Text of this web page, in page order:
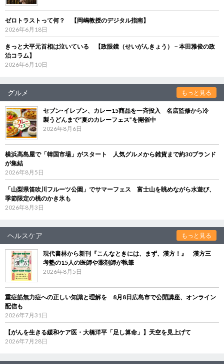
ゼロトラストって何？ 【岡嶋教授のデジタル指南】
2026年6月18日
きっと大平元首相は泣いている 【政眼鏡（せいがんきょう）－本田雅俊の政
治コラム】
2026年6月10日
グルメ もっと見る
セブン‐イレブン、カレー15商品を一斉投入 名店監修から冷
製うどんまで“夏のカレーフェス”を開催中
2026年8月6日
横浜高島屋で「韓国市場」がスタート 人気グルメから雑貨まで約30ブランド
が集結
2026年8月5日
「山梨県笛吹川フルーツ公園」でサマーフェス 富士山を眺めながら水遊び、
季節限定の桃のかき氷も
2026年8月3日
ヘルスケア もっと見る
現代書林から新刊『こんなときには、まず、漢方！』 漢方三
考塾の15人の医師や薬剤師が執筆
2026年8月5日
重症筋無力症への正しい知識と理解を 8月8日広島市で公開講座、オンライン
配信も
2026年7月31日
【がんを生きる緩和ケア医・大橋洋平「足し算命」】天空を見上げて
2026年7月28日